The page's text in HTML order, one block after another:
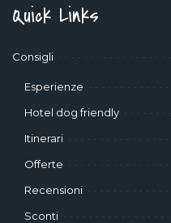
Quick Links
Consigli
Esperienze
Hotel dog friendly
Itinerari
Offerte
Recensioni
Sconti